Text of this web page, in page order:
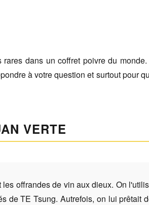
dans un coffret poivre du
à votre question et surtout pour
VERTE
offrandes de vin aux dieux. On
de TE Tsung. Autrefois, on lui prêtait